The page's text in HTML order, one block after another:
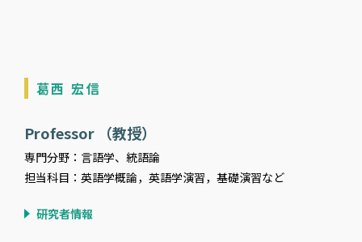
葛西 宏信
Professor （教授）
専門分野：言語学、統語論
担当科目：英語学概論，英語学演習，基礎演習など
研究者情報